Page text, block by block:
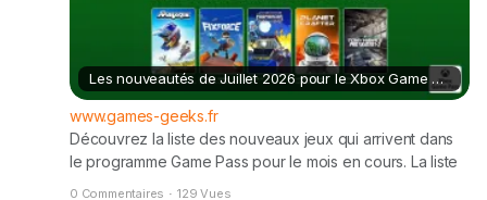
Les nouveautés de Juillet 2026 pour le Xbox Game Pass !
www.games-geeks.fr
Découvrez la liste des nouveaux jeux qui arrivent dans
le programme Game Pass pour le mois en cours. La liste
ci-dessous sera mise à jour une fois la liste complète
0 Commentaires · 129 Vues